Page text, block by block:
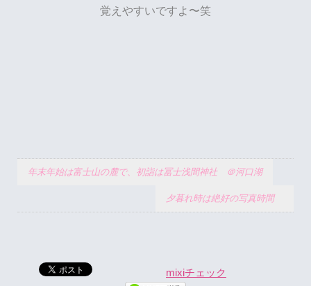
覚えやすいですよ〜笑
年末年始は富士山の麓で、初詣は冨士浅間神社 ＠河口湖
夕暮れ時は絶好の写真時間
mixiチェック